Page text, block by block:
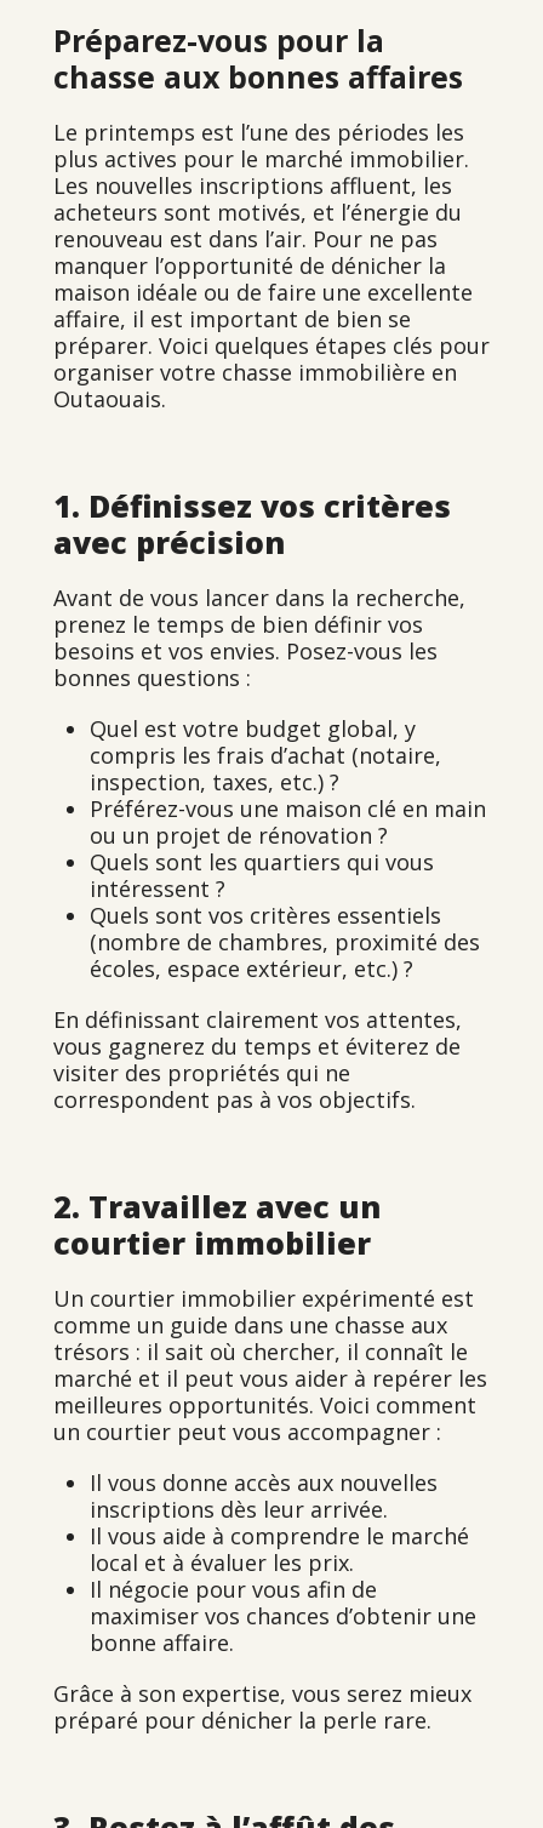
Préparez-vous pour la
chasse aux bonnes affaires
Le printemps est l’une des périodes les
plus actives pour le marché immobilier.
Les nouvelles inscriptions affluent, les
acheteurs sont motivés, et l’énergie du
renouveau est dans l’air. Pour ne pas
manquer l’opportunité de dénicher la
maison idéale ou de faire une excellente
affaire, il est important de bien se
préparer. Voici quelques étapes clés pour
organiser votre chasse immobilière en
Outaouais.
1. Définissez vos critères
avec précision
Avant de vous lancer dans la recherche,
prenez le temps de bien définir vos
besoins et vos envies. Posez-vous les
bonnes questions :
Quel est votre budget global, y
compris les frais d’achat (notaire,
inspection, taxes, etc.) ?
Préférez-vous une maison clé en main
ou un projet de rénovation ?
Quels sont les quartiers qui vous
intéressent ?
Quels sont vos critères essentiels
(nombre de chambres, proximité des
écoles, espace extérieur, etc.) ?
En définissant clairement vos attentes,
vous gagnerez du temps et éviterez de
visiter des propriétés qui ne
correspondent pas à vos objectifs.
2. Travaillez avec un
courtier immobilier
Un courtier immobilier expérimenté est
comme un guide dans une chasse aux
trésors : il sait où chercher, il connaît le
marché et il peut vous aider à repérer les
meilleures opportunités. Voici comment
un courtier peut vous accompagner :
Il vous donne accès aux nouvelles
inscriptions dès leur arrivée.
Il vous aide à comprendre le marché
local et à évaluer les prix.
Il négocie pour vous afin de
maximiser vos chances d’obtenir une
bonne affaire.
Grâce à son expertise, vous serez mieux
préparé pour dénicher la perle rare.